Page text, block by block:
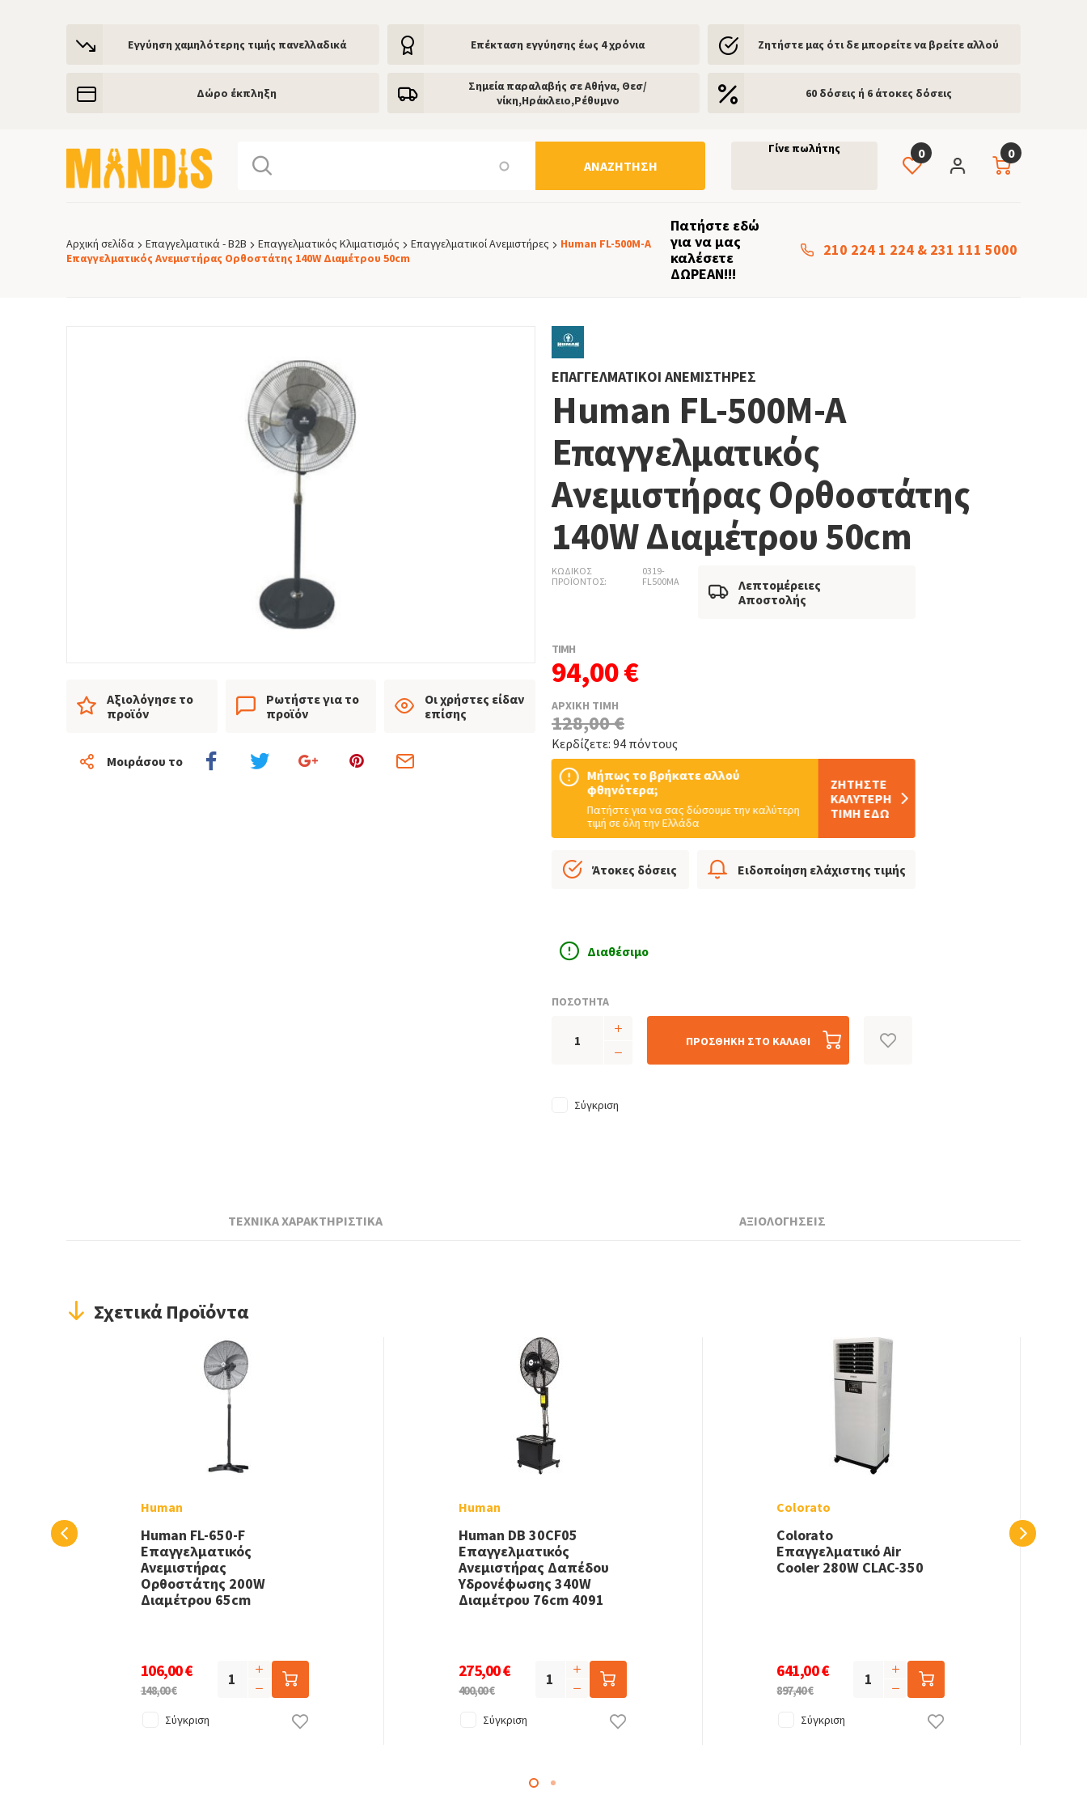
Εγγύηση χαμηλότερης τιμής πανελλαδικά Eπέκταση εγγύησης έως 4 χρόνια Ζητήστε μας ότι δε μπορείτε να βρείτε αλλού
Δώρο έκπληξη
Σημεία παραλαβής σε Αθήνα, Θεσ/
νίκη,Ηράκλειο,Ρέθυμνο
60 δόσεις ή 6 άτοκες δόσεις
0
ΑΝΑΖΉΤΗΣΗ
Γίνε πωλήτης 0
Breadcrumb
Αρχική σελίδα Επαγγελματικά - Β2Β Επαγγελματικός Κλιματισμός Επαγγελματικοί Ανεμιστήρες
Human FL-500M-A
Επαγγελματικός Ανεμιστήρας Ορθοστάτης 140W Διαμέτρου 50cm
Πατήστε εδώ
για να μας
καλέσετε
ΔΩΡΕΑΝ!!!
210 224 1 224 & 231 111 5000
Αξιολόγησε το
προϊόν
Ρωτήστε για το
προϊόν
Οι χρήστες είδαν
επίσης
Μοιράσου το
ΕΠΑΓΓΕΛΜΑΤΙΚΟΊ ΑΝΕΜΙΣΤΉΡΕΣ
Human FL-500M-A
Επαγγελματικός
Ανεμιστήρας Ορθοστάτης
140W Διαμέτρου 50cm
ΚΩΔΙΚΟΣ
ΠΡΟΪΟΝΤΟΣ
0319-
FL500MA
Λεπτομέρειες
Αποστολής
ΤΙΜΗ
94,00 €
ΑΡΧΙΚΗ ΤΙΜΗ
128,00 €
Κερδίζετε: 94 πόντους
Μήπως το βρήκατε αλλού
φθηνότερα;
Πατήστε για να σας δώσουμε την καλύτερη
τιμή σε όλη την Ελλάδα
ΖΗΤΗΣTΕ
ΚΑΛΥΤΕΡΗ
ΤΙΜΗ ΕΔΩ
Άτοκες δόσεις Ειδοποίηση ελάχιστης τιμής
Διαθέσιμο
ΠΟΣΟΤΗΤΑ
ΠΡΟΣΘΉΚΗ ΣΤΟ ΚΑΛΆΘΙ
Σύγκριση
ΤΕΧΝΙΚΑ ΧΑΡΑΚΤΗΡΙΣΤΙΚΑ ΑΞΙΟΛΟΓΗΣΕΙΣ
Σχετικά Προϊόντα
Human
Human FL-650-F
Επαγγελματικός
Ανεμιστήρας
Ορθοστάτης 200W
Διαμέτρου 65cm
106,00 €
148,00 €
Σύγκριση
Human
Human DB 30CF05
Επαγγελματικός
Ανεμιστήρας Δαπέδου
Υδρονέφωσης 340W
Διαμέτρου 76cm 4091
275,00 €
400,00 €
Σύγκριση
Colorato
Colorato
Επαγγελματικό Air
Cooler 280W CLAC-350
641,00 €
897,40 €
Σύγκριση